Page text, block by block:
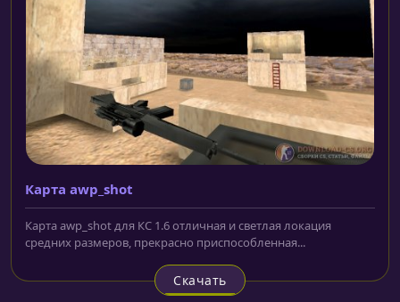
Карта awp_shot
Карта awp_shot для КС 1.6 отличная и светлая локация
средних размеров, прекрасно приспособленная...
Скачать